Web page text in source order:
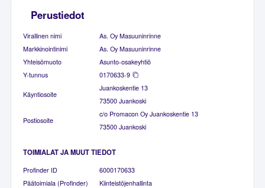
Perustiedot
Virallinen nimi
As. Oy Masuuninrinne
Markkinointinimi
As. Oy Masuuninrinne
Yhteisömuoto
Asunto-osakeyhtiö
Y-tunnus
0170633-9
Käyntiosoite
Juankoskentie 13
73500 Juankoski
Postiosoite
c/o Promacon Oy Juankoskentie 13
73500 Juankoski
TOIMIALAT JA MUUT TIEDOT
Profinder ID
6000170633
Päätoimiala (Profinder)
Kiinteistöjenhallinta